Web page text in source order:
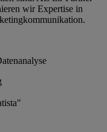
wir Expertise in